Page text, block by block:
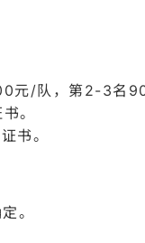
元/队，第2-3
。
书。
。